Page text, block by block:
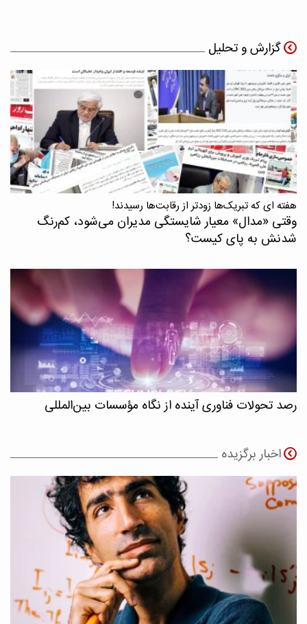
گزارش و تحلیل
هفته ای که تبریک‌ها زودتر از رقابت‌ها رسیدند!
وقتی «مدال‌» معیار شایستگی مدیران می‌شود، کم‌رنگ
شدنش به پای کیست؟
رصد تحولات فناوری آینده از نگاه مؤسسات بین‌المللی
اخبار برگزیده